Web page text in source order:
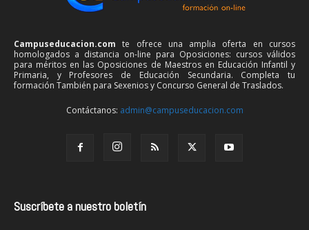
Campuseducacion.com te ofrece una amplia oferta en cursos
homologados a distancia on-line para Oposiciones: cursos válidos
para méritos en las Oposiciones de Maestros en Educación Infantil y
Primaria, y Profesores de Educación Secundaria. Completa tu
formación También para Sexenios y Concurso General de Traslados.
Contáctanos: admin@campuseducacion.com
Suscríbete a nuestro boletín